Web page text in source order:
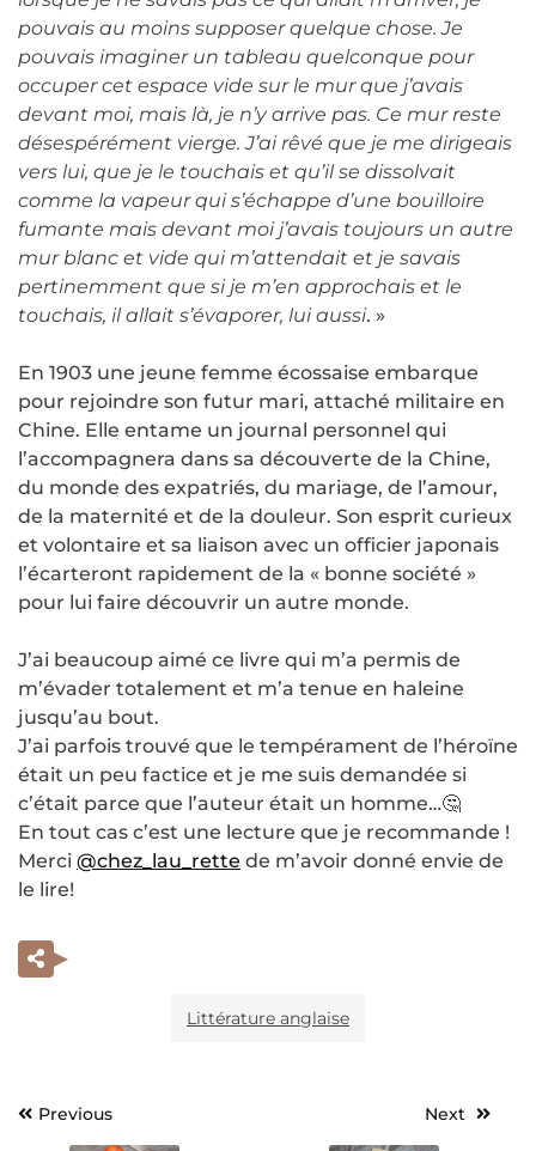
pouvais au moins supposer quelque chose. Je
pouvais imaginer un tableau quelconque pour
occuper cet espace vide sur le mur que j’avais
devant moi, mais là, je n’y arrive pas. Ce mur reste
désespérément vierge. J’ai rêvé que je me dirigeais
vers lui, que je le touchais et qu’il se dissolvait
comme la vapeur qui s’échappe d’une bouilloire
fumante mais devant moi j’avais toujours un autre
mur blanc et vide qui m’attendait et je savais
pertinemment que si je m’en approchais et le
touchais, il allait s’évaporer, lui aussi. »
En 1903 une jeune femme écossaise embarque
pour rejoindre son futur mari, attaché militaire en
Chine. Elle entame un journal personnel qui
l’accompagnera dans sa découverte de la Chine,
du monde des expatriés, du mariage, de l’amour,
de la maternité et de la douleur. Son esprit curieux
et volontaire et sa liaison avec un officier japonais
l’écarteront rapidement de la « bonne société »
pour lui faire découvrir un autre monde.
J’ai beaucoup aimé ce livre qui m’a permis de
m’évader totalement et m’a tenue en haleine
jusqu’au bout.
J’ai parfois trouvé que le tempérament de l’héroïne
était un peu factice et je me suis demandée si
c’était parce que l’auteur était un homme…🤔
En tout cas c’est une lecture que je recommande !
Merci @chez_lau_rette de m’avoir donné envie de
le lire!
Littérature anglaise
Navigation
Previous Next